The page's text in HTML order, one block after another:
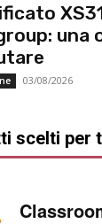
una
03/08/2026
scelti per